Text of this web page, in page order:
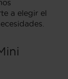
a elegir el